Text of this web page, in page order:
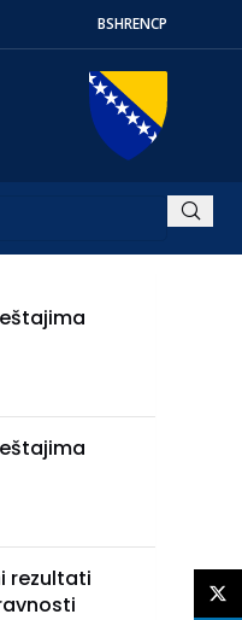
BSHRENСР
rezultati